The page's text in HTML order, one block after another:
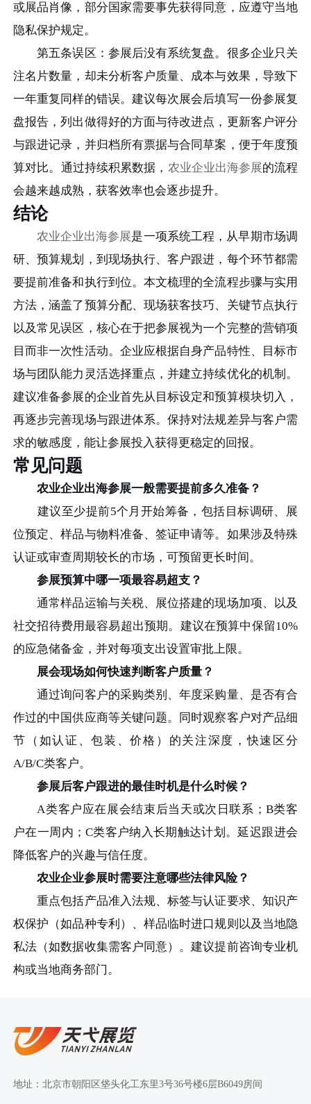
或展品肖像，部分国家需要事先获得同意，应遵守当地
隐私保护规定。
第五条误区：参展后没有系统复盘。很多企业只关
注名片数量，却未分析客户质量、成本与效果，导致下
一年重复同样的错误。建议每次展会后填写一份参展复
盘报告，列出做得好的方面与待改进点，更新客户评分
与跟进记录，并归档所有票据与合同草案，便于年度预
算对比。通过持续积累数据， 农业企业出海参展的流程
会越来越成熟，获客效率也会逐步提升。
结论
农业企业出海参展是一项系统工程，从早期市场调
研、预算规划，到现场执行、客户跟进，每个环节都需
要提前准备和执行到位。本文梳理的全流程步骤与实用
方法，涵盖了预算分配、现场获客技巧、关键节点执行
以及常见误区，核心在于把参展视为一个完整的营销项
目而非一次性活动。企业应根据自身产品特性、目标市
场与团队能力灵活选择重点，并建立持续优化的机制。
建议准备参展的企业首先从目标设定和预算模块切入，
再逐步完善现场与跟进体系。保持对法规差异与客户需
求的敏感度，能让参展投入获得更稳定的回报。
常见问题
农业企业出海参展一般需要提前多久准备？
建议至少提前5个月开始筹备，包括目标调研、展
位预定、样品与物料准备、签证申请等。如果涉及特殊
认证或审查周期较长的市场，可预留更长时间。
参展预算中哪一项最容易超支？
通常样品运输与关税、展位搭建的现场加项、以及
社交招待费用最容易超出预期。建议在预算中保留10%
的应急储备金，并对每项支出设置审批上限。
展会现场如何快速判断客户质量？
通过询问客户的采购类别、年度采购量、是否有合
作过的中国供应商等关键问题。同时观察客户对产品细
节（如认证、包装、价格）的关注深度，快速区分
A/B/C类客户。
参展后客户跟进的最佳时机是什么时候？
A类客户应在展会结束后当天或次日联系；B类客
户在一周内；C类客户纳入长期触达计划。延迟跟进会
降低客户的兴趣与信任度。
农业企业参展时需要注意哪些法律风险？
重点包括产品准入法规、标签与认证要求、知识产
权保护（如品种专利）、样品临时进口规则以及当地隐
私法（如数据收集需客户同意）。建议提前咨询专业机
构或当地商务部门。
地址：北京市朝阳区垡头化工东里3号36号楼6层B6049房间